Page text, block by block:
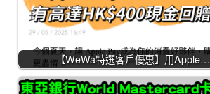
【WeWa特選客戶優惠】用Apple…